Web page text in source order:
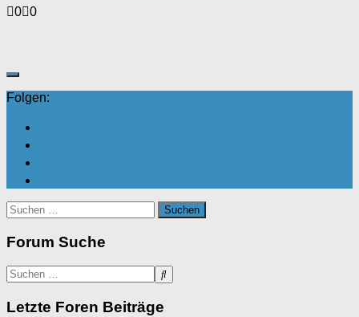
Anklicken
0 Anklicken
0
Folgen:
Suchen
nach:
Forum Suche
Letzte Foren Beiträge